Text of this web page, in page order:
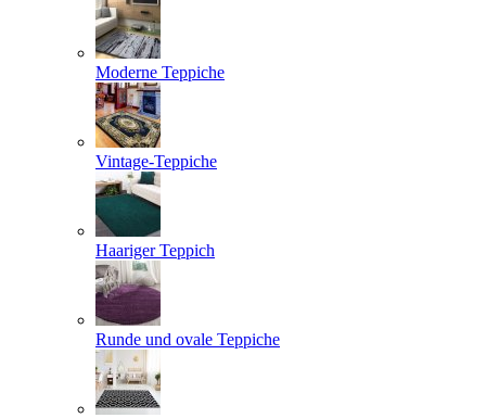
Moderne Teppiche
Vintage-Teppiche
Haariger Teppich
Runde und ovale Teppiche